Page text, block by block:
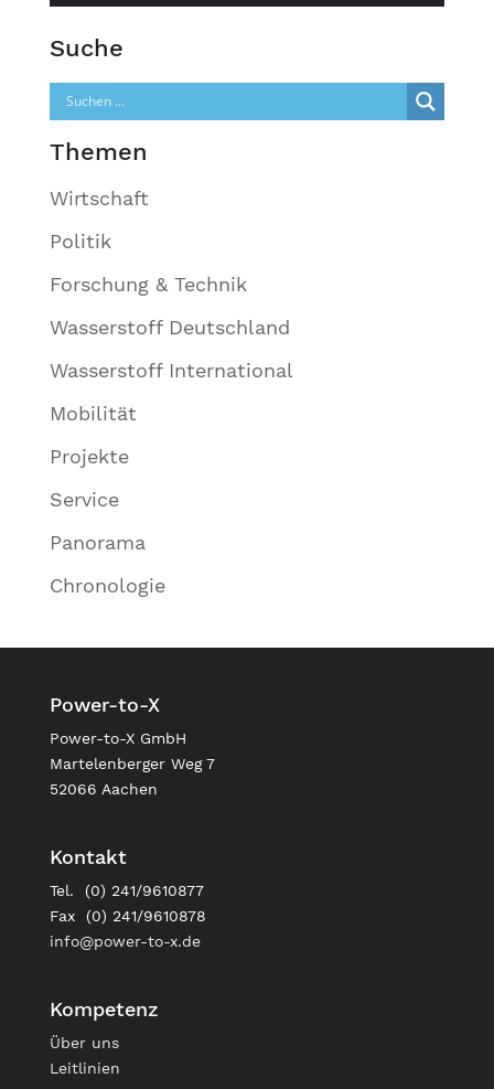
Suche
Themen
Wirtschaft
Politik
Forschung & Technik
Wasserstoff Deutschland
Wasserstoff International
Mobilität
Projekte
Service
Panorama
Chronologie
Power-to-X
Power-to-X GmbH
Martelenberger Weg 7
52066 Aachen
Kontakt
Tel. (0) 241/9610877
Fax (0) 241/9610878
info@power-to-x.de
Kompetenz
Über uns
Leitlinien